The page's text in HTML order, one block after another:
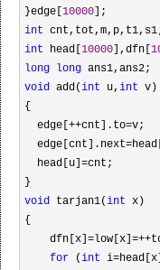
}edge[ 10000
int
int head[ 10000 ],dfn[
long
long
void add(int u, int v)
{
  edge[
++cnt].to=v;
  edge[cnt].next
=
  head[u]
=cnt;
void tarjan1(int x)
{
    dfn[x]
=low[x]=++
for (int